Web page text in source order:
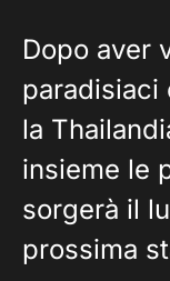
Dopo aver
paradisiaci
la
insieme le
sorgerà il
prossima